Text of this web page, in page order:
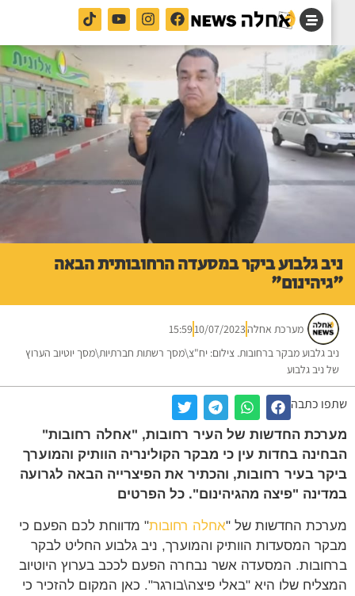
גלבוע ביקר במסעדה הרחובותית הבאה
מערכת אחלה 10/07/2023
15:59
גלבוע מבקר ברחובות. צילום: יח"צ\מסך רשתות חברתיות\מסך יוטיוב הערוץ
ניב גלבוע
כתבה
החדשות של העיר רחובות, "אחלה רחובות"
בחדות עין כי מבקר הקולינריה הוותיק והמוערך
בעיר רחובות, והכתיר את הפיצרייה הבאה לגרועה
"פיצה מהגיהינום". כל הפרטים
החדשות של "אחלה רחובות" מדווחת לכם הפעם כי
המסעדות הוותיק והמוערך, ניב גלבוע החליט לבקר
המסעדה אשר נבחרה הפעם לככב בערוץ היוטיוב
שלו היא "באלי פיצה\בורגר". כאן המקום להזכיר כי